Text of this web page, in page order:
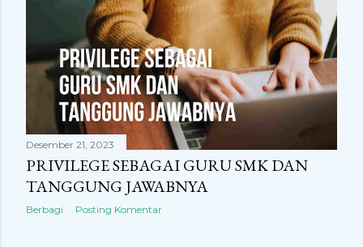
Desember 21, 2023
PRIVILEGE SEBAGAI GURU SMK DAN
TANGGUNG JAWABNYA
Berbagi Posting Komentar